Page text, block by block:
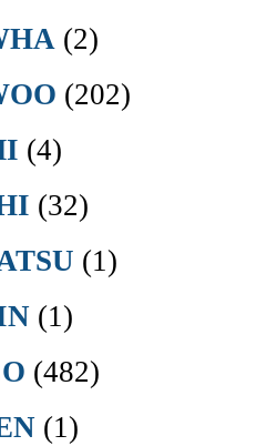
(2)
(202)
(4)
(32)
(1)
(1)
(482)
(1)